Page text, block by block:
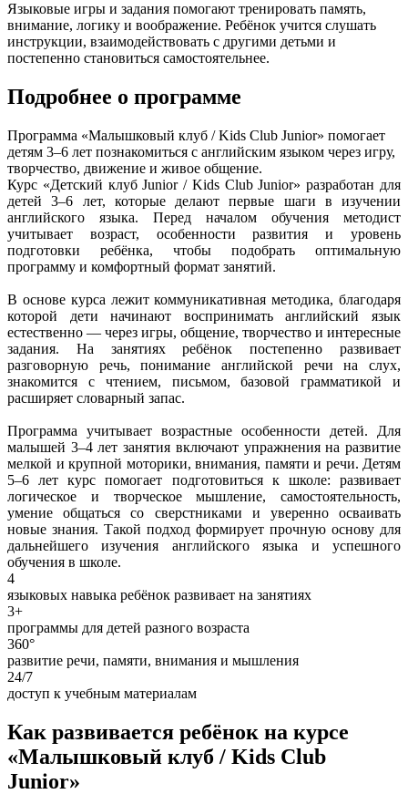
Языковые игры и задания помогают тренировать память,
внимание, логику и воображение. Ребёнок учится слушать
инструкции, взаимодействовать с другими детьми и
постепенно становиться самостоятельнее.
Подробнее о программе
Программа «Малышковый клуб / Kids Club Junior» помогает
детям 3–6 лет познакомиться с английским языком через игру,
творчество, движение и живое общение.
Курс «Детский клуб Junior / Kids Club Junior» разработан для
детей 3–6 лет, которые делают первые шаги в изучении
английского языка. Перед началом обучения методист
учитывает возраст, особенности развития и уровень
подготовки ребёнка, чтобы подобрать оптимальную
программу и комфортный формат занятий.
В основе курса лежит коммуникативная методика, благодаря
которой дети начинают воспринимать английский язык
естественно — через игры, общение, творчество и интересные
задания. На занятиях ребёнок постепенно развивает
разговорную речь, понимание английской речи на слух,
знакомится с чтением, письмом, базовой грамматикой и
расширяет словарный запас.
Программа учитывает возрастные особенности детей. Для
малышей 3–4 лет занятия включают упражнения на развитие
мелкой и крупной моторики, внимания, памяти и речи. Детям
5–6 лет курс помогает подготовиться к школе: развивает
логическое и творческое мышление, самостоятельность,
умение общаться со сверстниками и уверенно осваивать
новые знания. Такой подход формирует прочную основу для
дальнейшего изучения английского языка и успешного
обучения в школе.
4
языковых навыка ребёнок развивает на занятиях
3+
программы для детей разного возраста
360°
развитие речи, памяти, внимания и мышления
24/7
доступ к учебным материалам
Как развивается ребёнок на курсе
«Малышковый клуб / Kids Club
Junior»